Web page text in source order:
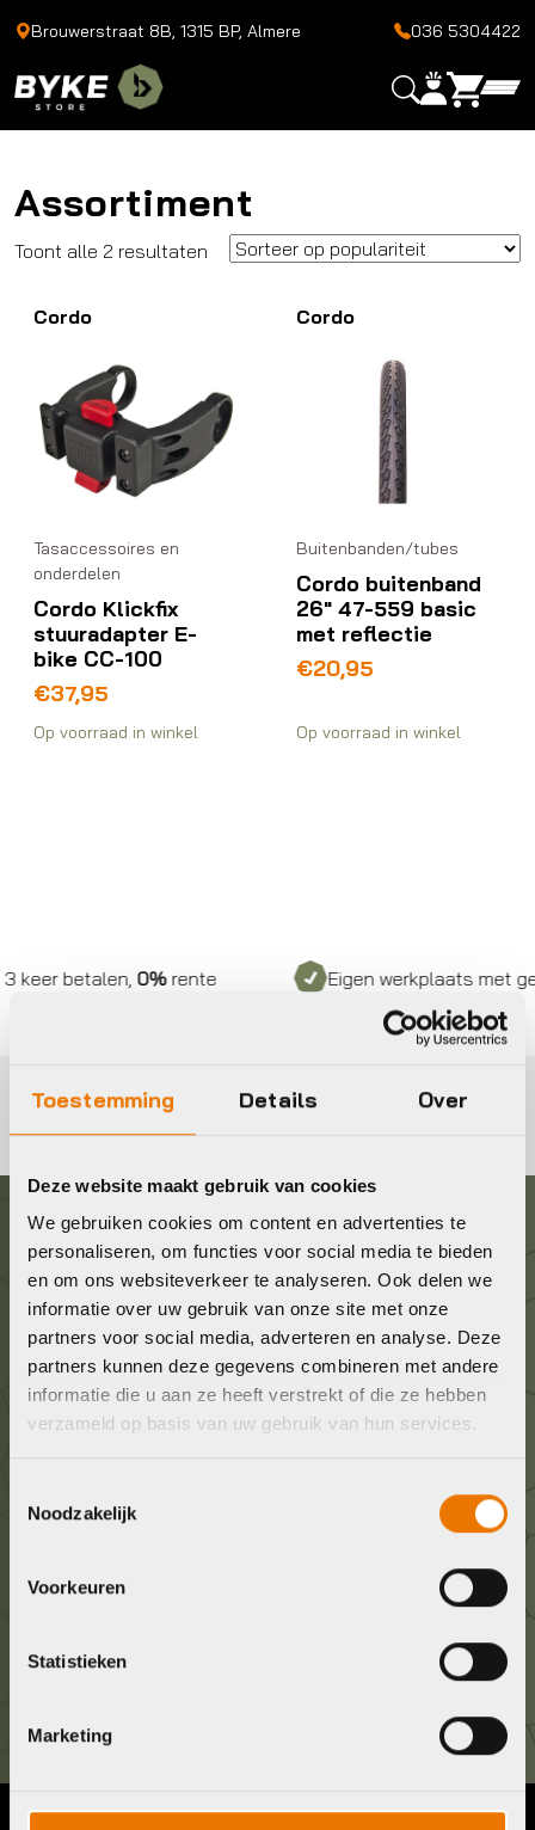
Toestemming Details Over
Deze website maakt gebruik van cookies
We gebruiken cookies om content en advertenties te
personaliseren, om functies voor social media te bieden
en om ons websiteverkeer te analyseren. Ook delen we
informatie over uw gebruik van onze site met onze
partners voor social media, adverteren en analyse. Deze
partners kunnen deze gegevens combineren met andere
informatie die u aan ze heeft verstrekt of die ze hebben
verzameld op basis van uw gebruik van hun services.
Noodzakelijk
Voorkeuren
Statistieken
Marketing
Brouwerstraat 8B, 1315 BP, Almere 036 5304422
Assortiment
Toont alle 2 resultaten Gesorteerd
populariteit
Cordo
Tasaccessoires en
onderdelen
Cordo Klickfix
stuuradapter E-
bike CC-100
€37,95
Op voorraad in winkel
Cordo
Buitenbanden/tubes
Cordo buitenband
26″ 47-559 basic
met reflectie
€20,95
Op voorraad in winkel
betalen,0%rente Eigen werkplaats met
Graag in contact komen?
Wij staan voor je klaar! Neem contact op via de
onderstaande gegevens.
Stuur ons een e-mail
Geef ons een belletje
Brouwerstraat 8B